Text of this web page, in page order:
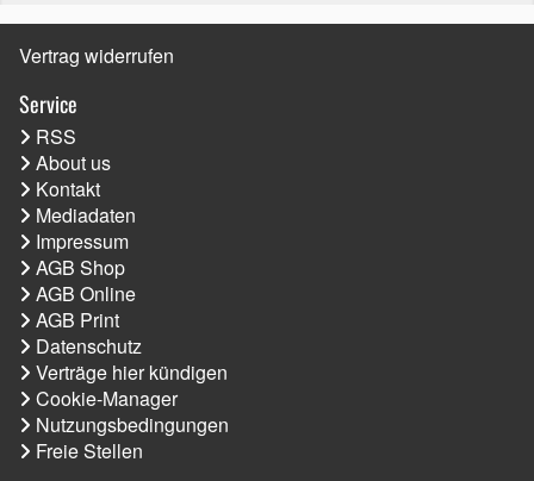
Vertrag widerrufen
Service
RSS
About us
Kontakt
Mediadaten
Impressum
AGB Shop
AGB Online
AGB Print
Datenschutz
Verträge hier kündigen
Cookie-Manager
Nutzungsbedingungen
Freie Stellen